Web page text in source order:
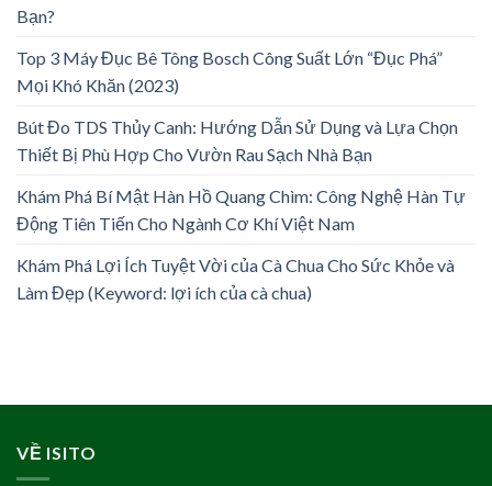
Bạn?
Top 3 Máy Đục Bê Tông Bosch Công Suất Lớn “Đục Phá”
Mọi Khó Khăn (2023)
Bút Đo TDS Thủy Canh: Hướng Dẫn Sử Dụng và Lựa Chọn
Thiết Bị Phù Hợp Cho Vườn Rau Sạch Nhà Bạn
Khám Phá Bí Mật Hàn Hồ Quang Chìm: Công Nghệ Hàn Tự
Động Tiên Tiến Cho Ngành Cơ Khí Việt Nam
Khám Phá Lợi Ích Tuyệt Vời của Cà Chua Cho Sức Khỏe và
Làm Đẹp (Keyword: lợi ích của cà chua)
VỀ ISITO